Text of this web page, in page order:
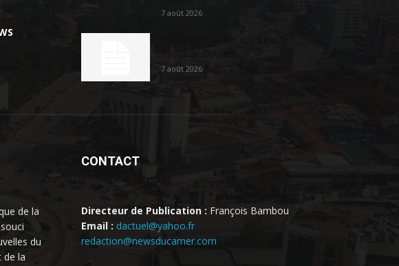
7 août 2026
7 août 2026
de la
du
de la
CONTACT
Directeur de Publication : François Bambou
Email : dactuel@yahoo.fr
redaction@newsducamer.com